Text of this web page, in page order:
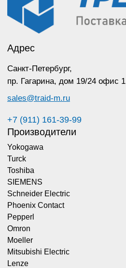
Адрес
Санкт-Петербург,
пр. Гагарина, дом 19/24 офис 1
sales@traid-m.ru
+7 (911) 161-39-99
Производители
Yokogawa
Turck
Toshiba
SIEMENS
Schneider Electric
Phoenix Contact
Pepperl
Omron
Moeller
Mitsubishi Electric
Lenze